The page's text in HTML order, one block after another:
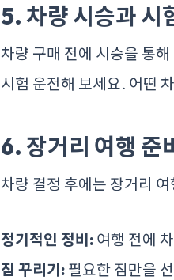
5. 차량 시승과 시
차량 구매 전에 시승을 통
시험 운전해 보세요. 어떤
6. 장거리 여행 준
차량 결정 후에는 장거리
정기적인 정비: 여행 전에
짐 꾸리기: 필요한 짐만을